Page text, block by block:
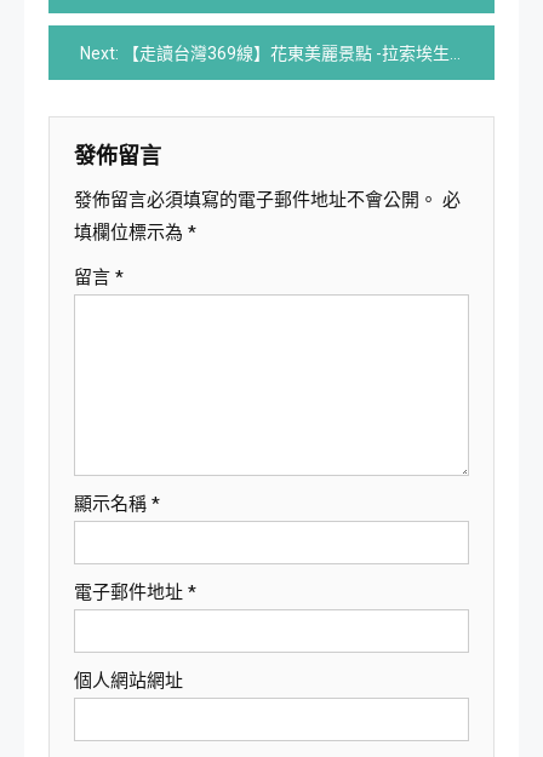
章
導
覽
Next: 【走讀台灣369線】花東美麗景點 -拉索埃生態園區360度
發佈留言
發佈留言必須填寫的電子郵件地址不會公開。 必
填欄位標示為 *
留言 *
顯示名稱 *
電子郵件地址 *
個人網站網址